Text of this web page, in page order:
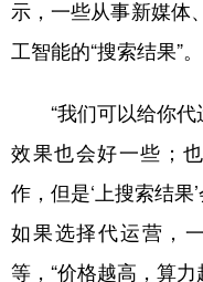
示，一些从事新媒体
工智能的“搜索结果”。
“我们可以给你代运
效果也会好一些；
作，但是‘上搜索结果
如果选择代运营，
等，“价格越高，算力